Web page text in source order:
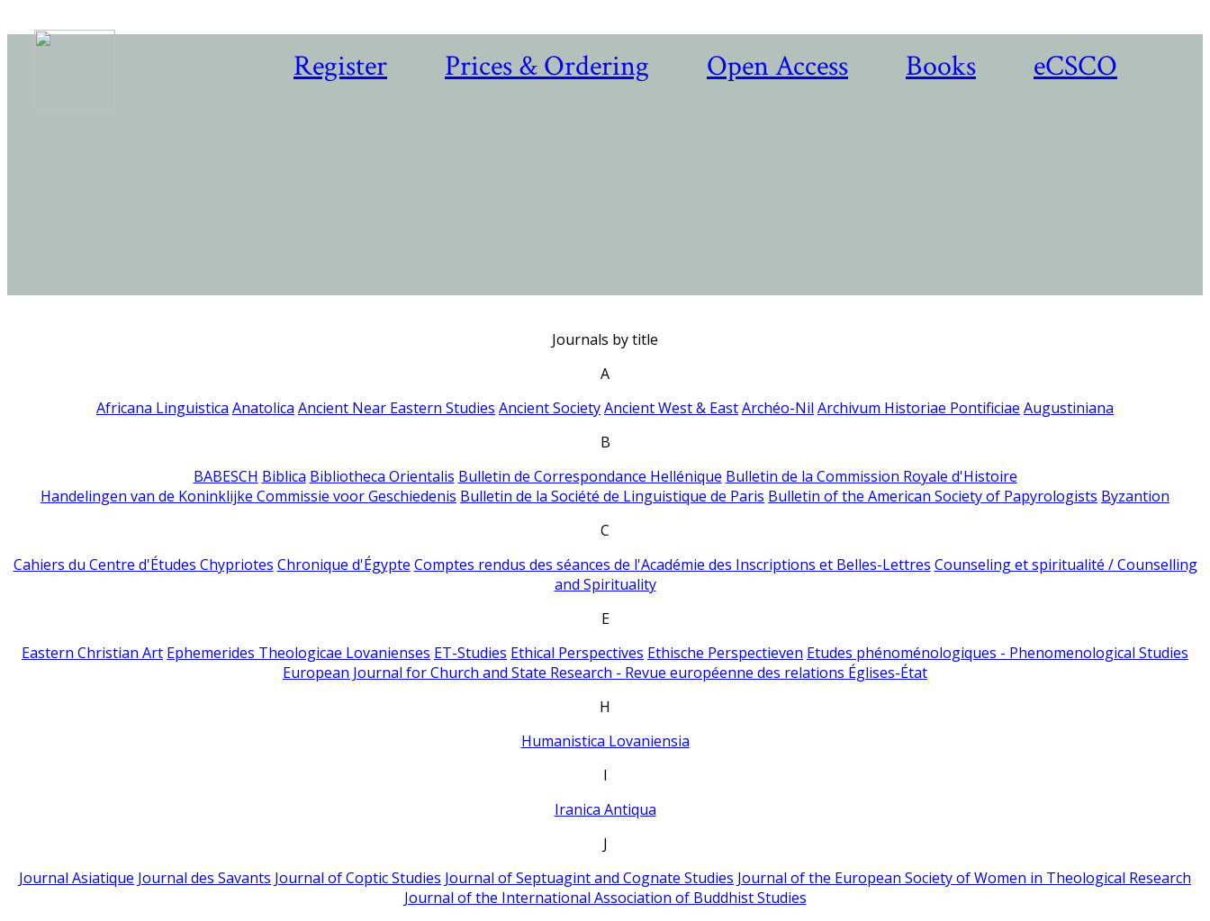
Register Prices & Ordering Open Access Books eCSCO
Journals by title
A
Africana Linguistica Anatolica Ancient Near Eastern Studies Ancient SocietyAncient West & EastArchéo-Nil Archivum Historiae Pontificiae Augustiniana
B
BABESCH Biblica Bibliotheca Orientalis Bulletin de Correspondance Hellénique Bulletin de la Commission Royale d'Histoire
Handelingen van de Koninklijke Commissie voor Geschiedenis Bulletin de la Société de Linguistique de Paris Bulletin of the American Society of Papyrologists Byzantion
C
Cahiers du Centre d'Études Chypriotes Chronique d'Égypte Comptes rendus des séances de l'Académie des Inscriptions et Belles-Lettres Counseling et spiritualité / Counselling
and Spirituality
E
Eastern Christian Art Ephemerides Theologicae Lovanienses ET-Studies Ethical Perspectives Ethische Perspectieven Etudes phénoménologiques - Phenomenological Studies
European Journal for Church and State Research - Revue européenne des relations Églises-État
H
Humanistica Lovaniensia
I
Iranica Antiqua
J
Journal Asiatique Journal des Savants Journal of Coptic Studies Journal of Septuagint and Cognate Studies Journal of the European Society of Women in Theological Research
Journal of the International Association of Buddhist Studies